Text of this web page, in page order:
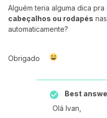
Alguém teria alguma dica pra
cabeçalhos ou rodapés
automaticamente?
Obrigado
Best
Olá Ivan,